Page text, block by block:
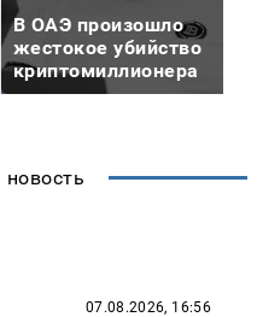
В ОАЭ произошло
жестокое убийство
криптомиллионера
07.08.2026, 16:56